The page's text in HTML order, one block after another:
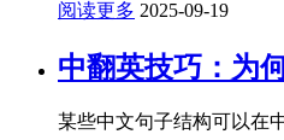
阅读更多 2025-09-19
中翻英技巧：为
某些中文句子结构可以在